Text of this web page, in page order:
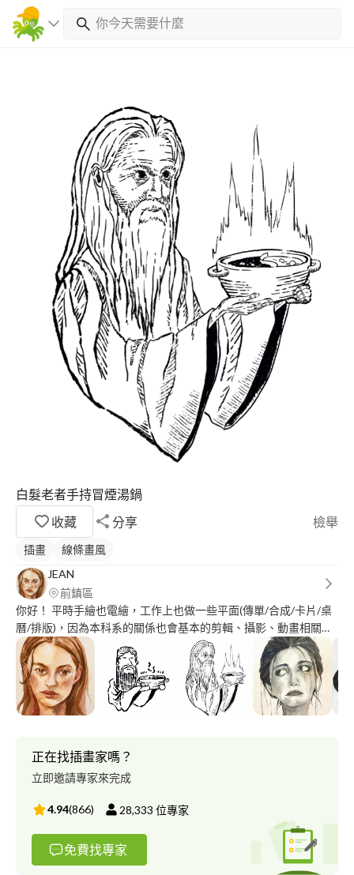
白髮老者手持冒煙湯鍋
收藏
分享 檢舉
插畫
線條畫風
JEAN
前鎮區
你好！ 平時手繪也電繪，工作上也做一些平面(傳單/合成/卡片/桌
曆/排版)，因為本科系的關係也會基本的剪輯、攝影、動畫相關認
知。
正在找插畫家嗎？
立即邀請專家來完成
4.94(866) 28,333 位專家
免費找專家